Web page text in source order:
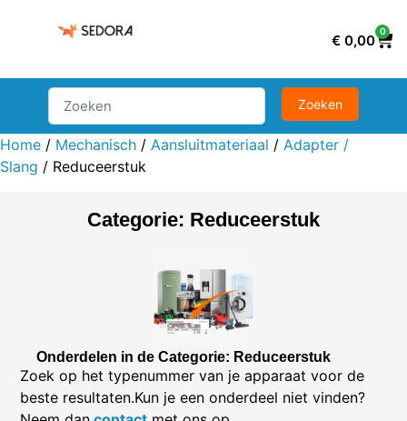
€ 0,00
0
Home / Mechanisch / Aansluitmateriaal / Adapter /
Slang / Reduceerstuk
Categorie: Reduceerstuk
Onderdelen in de Categorie: Reduceerstuk
Zoek op het typenummer van je apparaat voor de
beste resultaten.Kun je een onderdeel niet vinden?